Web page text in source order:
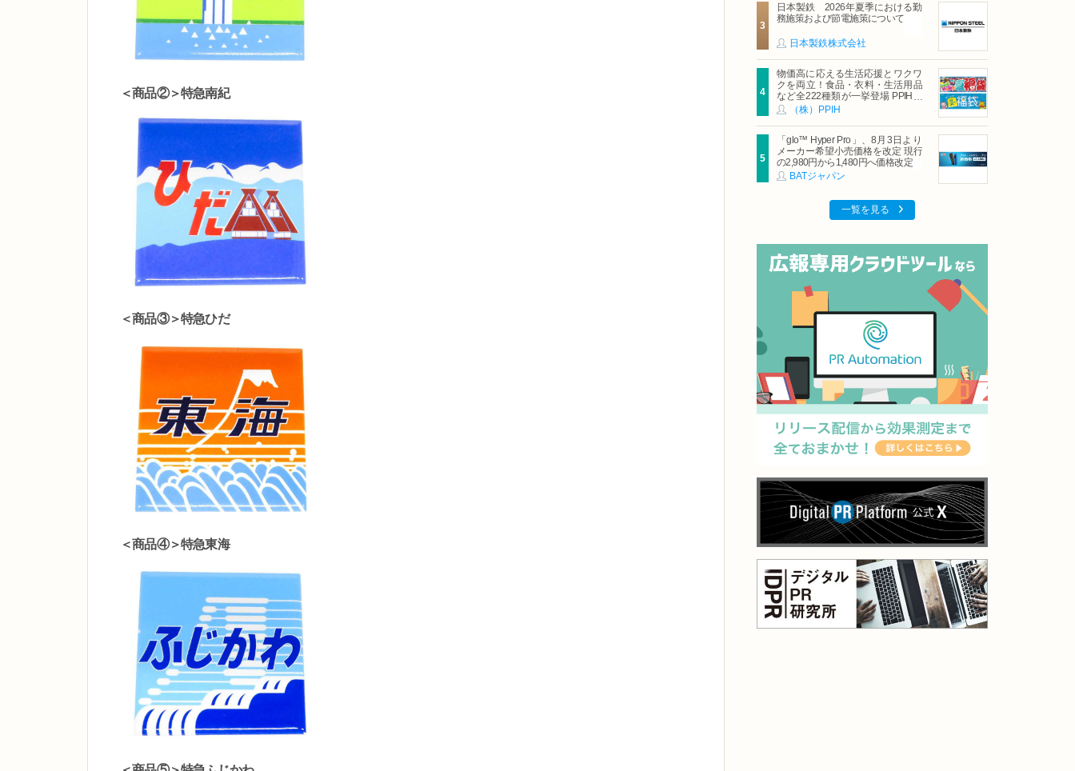
＜商品②＞特急南紀
＜商品③＞特急ひだ
＜商品④＞特急東海
日本製鉄 2026年夏季における勤
務施策および節電施策について
日本製鉄株式会社
物価高に応える生活応援とワクワ
クを両立！食品・衣料・生活用品
など全222種類が一挙登場 PPIHグ
ループ「夏福袋」＆セール 8月6日
（株）PPIH
「glo™ Hyper Pro」、8月3日より
メーカー希望小売価格を改定 現行
の2,980円から1,480円へ価格改定
BATジャパン
一覧を見る